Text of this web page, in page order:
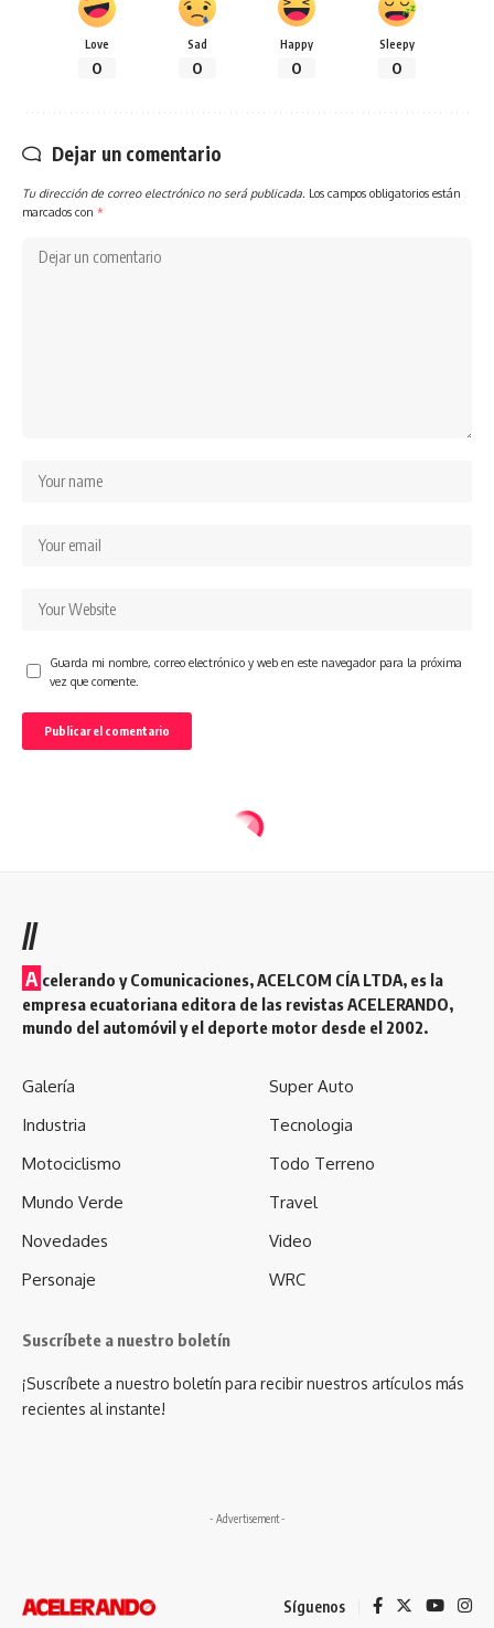
Love
0
Sad
0
Happy
0
Sleepy
0
Dejar un comentario
Tu dirección de correo electrónico no será publicada. Los campos obligatorios están
marcados con *
Guarda mi nombre, correo electrónico y web en este navegador para la próxima
vez que comente.
//
A celerando y Comunicaciones, ACELCOM CÍA LTDA, es la
empresa ecuatoriana editora de las revistas ACELERANDO,
mundo del automóvil y el deporte motor desde el 2002.
Galería
Industria
Motociclismo
Mundo Verde
Novedades
Personaje
Super Auto
Tecnologia
Todo Terreno
Travel
Video
WRC
Suscríbete a nuestro boletín
¡Suscríbete a nuestro boletín para recibir nuestros artículos más
recientes al instante!
- Advertisement -
Síguenos